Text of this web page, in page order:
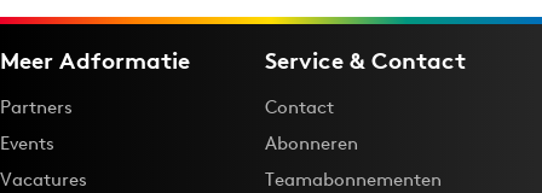
Meer Adformatie
Partners
Events
Vacatures
Service & Contact
Contact
Abonneren
Teamabonnementen